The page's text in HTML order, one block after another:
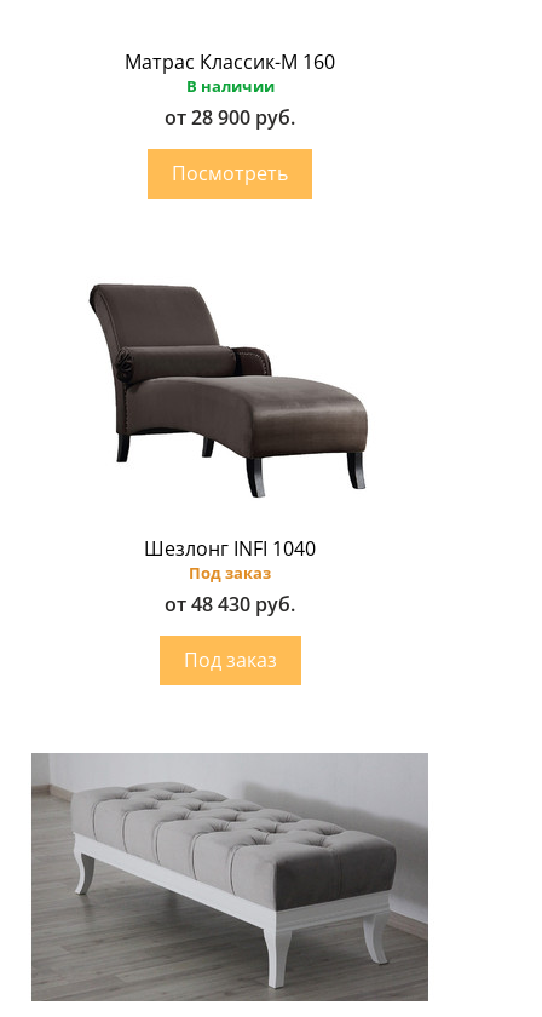
Матрас Классик-М 160
В наличии
от 28 900 руб.
Шезлонг INFI 1040
Под заказ
от 48 430 руб.